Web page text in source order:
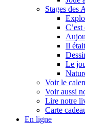
Stages des
Il
Le
Voir le
Voir aussi
Lire notre
Carte
En ligne